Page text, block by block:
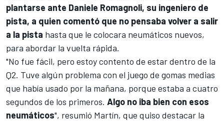
plantarse ante Daniele Romagnoli, su ingeniero de
pista, a quien comentó que no pensaba volver a salir
a la pista hasta que le colocara neumáticos nuevos,
para abordar la vuelta rápida.
"No fue fácil, pero estoy contento de estar dentro de la
Q2. Tuve algún problema con el juego de gomas medias
que había usado por la mañana, porque estaba a cuatro
segundos de los primeros. Algo no iba bien con esos
neumáticos", resumió Martín, que quiso destacar la